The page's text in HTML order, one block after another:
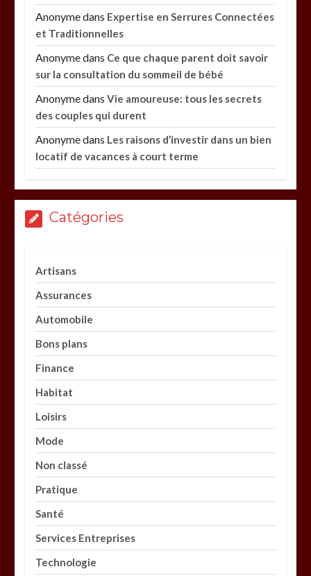
Anonymedans Expertise en Serrures Connectées
et Traditionnelles
Anonymedans Ce que chaque parent doit savoir
sur la consultation du sommeil de bébé
AnonymedansVie amoureuse: tous les secrets
des couples qui durent
Anonymedans Les raisons d’investir dans un bien
locatif de vacances à court terme
Catégories
Artisans
Assurances
Automobile
Bons plans
Finance
Habitat
Loisirs
Mode
Non classé
Pratique
Santé
Services Entreprises
Technologie